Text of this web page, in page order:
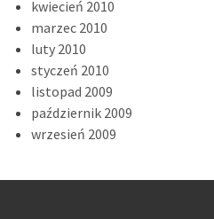
kwiecień 2010
marzec 2010
luty 2010
styczeń 2010
listopad 2009
październik 2009
wrzesień 2009